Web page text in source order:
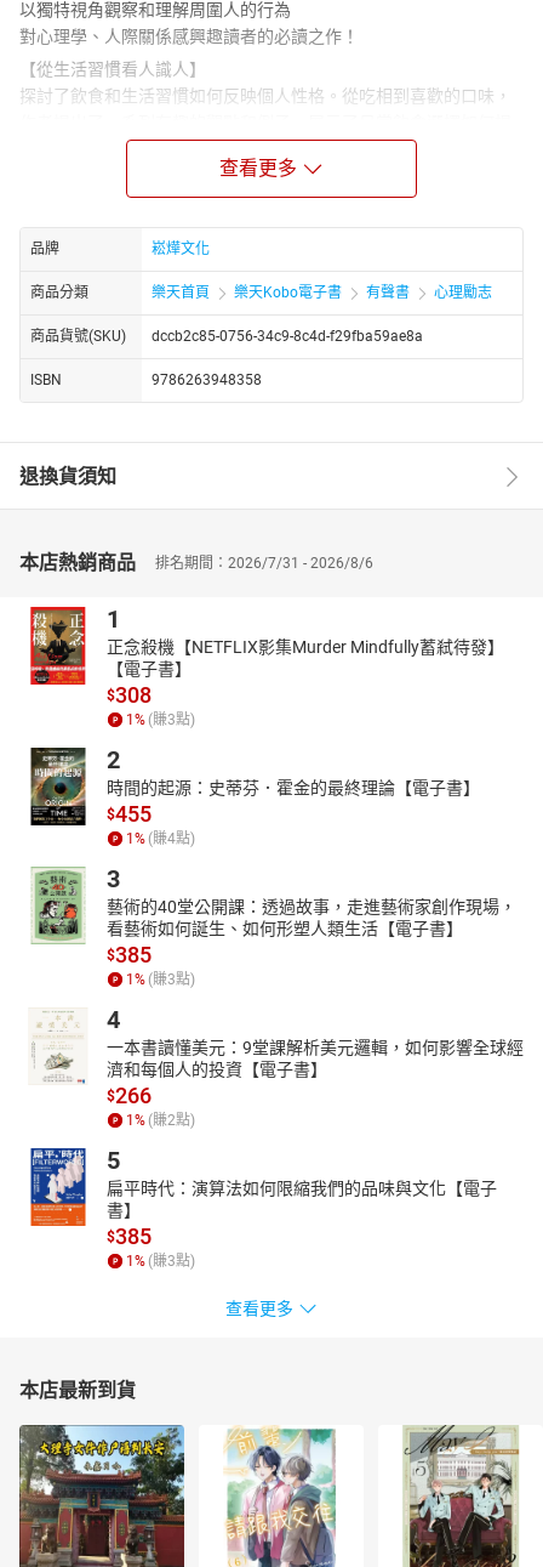
以獨特視角觀察和理解周圍人的行為
對心理學、人際關係感興趣讀者的必讀之作！
【從生活習慣看人識人】
探討了飲食和生活習慣如何反映個人性格。從吃相到喜歡的口味，
示個性特徵。例如，從一個人如何吃雞蛋，可以窺見其對細節的關
注程度。此外，還涉及了其他生活習慣，如刷牙和擠牙膏的方式，
這些看似微不足道的行為，實際上可能透露出一個人的內心世界。
【從興趣愛好看人識人】
則轉向探討個人的愛好與性格之間的關聯。這裡不僅涉及色彩偏
好、運動和音樂等傳統領域，還包括對舞蹈、電視節目以及收藏品
的偏好。透過深入分析這些興趣愛好背後的心理動機，作者揭示了
它們如何映射出我們的真實性格。例如，一個人對某種顏色的偏愛
【從社交方式看人識人】
上能夠揭示人們在社交場合中的自我呈現和內心想法。透過對這些
細節的觀察和解讀，我們可以更深入地理解他人，甚至預測他們的
【從職場表現看人識人】
倫理、領導風格和團隊互動能力。則將觀點轉向職場。這一章深入
探討了辦公桌的整理、處理文件的方式等職場行為，並將其與性格
特質聯繫起來。作者展示了如何通過觀察同事在職場中的行為模
式，來理解他們的工作態度和性格類型。
本書特色：本書深入探討日常習慣與性格之間的關聯，作者精心編
排五大章節，從飲食、生活習慣、興趣愛好到社交和職場行為，全
面剖析各類型的個性。透過具體的例子，如食物選擇和社交互動，
讀者能學習如何觀察細節，理解他人深層心理，提升人際互動的智
查看更多
品牌 崧燁文化
商品分類 樂天首頁 樂天Kobo電子書 有聲書 心理勵志
商品貨號(SKU) dccb2c85-0756-34c9-8c4d-f29fba59ae8a
ISBN 9786263948358
退換貨須知
本店熱銷商品 排名期間：2026/7/31 - 2026/8/6
1
正念殺機【NETFLIX影集Murder Mindfully蓄弒待發】
【電子書】
$308
1 % (賺3點)
2
時間的起源：史蒂芬．霍金的最終理論【電子書】
$455
1 % (賺4點)
3
藝術的40堂公開課：透過故事，走進藝術家創作現場，
看藝術如何誕生、如何形塑人類生活【電子書】
$385
1 % (賺3點)
4
一本書讀懂美元：9堂課解析美元邏輯，如何影響全球經
濟和每個人的投資【電子書】
$266
1 % (賺2點)
5
扁平時代：演算法如何限縮我們的品味與文化【電子
書】
$385
1 % (賺3點)
查看更多
本店最新到貨